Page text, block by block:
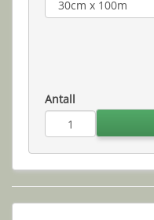
Antall